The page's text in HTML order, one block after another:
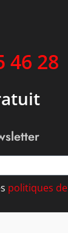
46 28
politiques de